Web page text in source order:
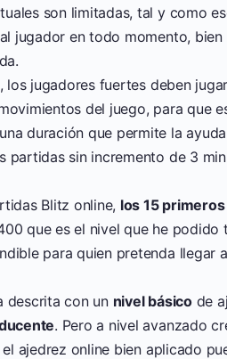
son limitadas, tal y como
jugador en todo momento,
los jugadores fuertes deben
del juego, para que
duración que permite la
partidas sin incremento de 3
Blitz online, los 15
que es el nivel que he podido
para quien pretenda llegar
descrita con un nivel básicode
. Pero a nivel avanzado
ajedrez online bien aplicado